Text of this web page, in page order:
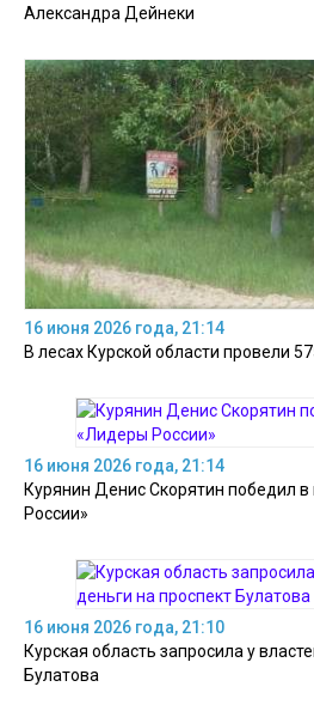
Александра Дейнеки
16 июня 2026 года, 21:14
В лесах Курской области провели
16 июня 2026 года, 21:14
Курянин Денис Скорятин победил
России»
16 июня 2026 года, 21:10
Курская область запросила у
Булатова